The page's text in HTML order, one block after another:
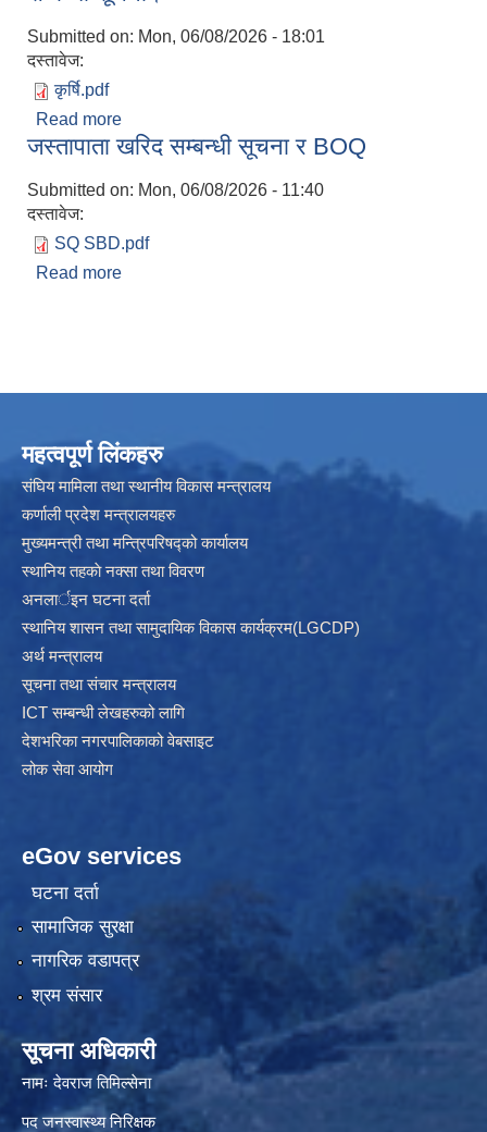
Submitted on: Mon, 06/08/2026 - 18:01
दस्तावेज:
कृर्षि.pdf
Read more
सम्बन्धी सूचना।
जस्तापाता खरिद सम्बन्धी सूचना र BOQ
Submitted on: Mon, 06/08/2026 - 11:40
दस्तावेज:
SQ SBD.pdf
Read more
महत्वपूर्ण लिंकहरु
संघिय मामिला तथा स्थानीय विकास मन्त्रालय
कर्णाली प्रदेश मन्त्रालयहरु
मुख्यमन्त्री तथा मन्त्रिपरिषद्को कार्यालय
स्थानिय तहकाे नक्सा तथा विवरण
अनलार्इन घटना दर्ता
स्थानिय शासन तथा सामुदायिक विकास कार्यक्रम(LGCDP)
अर्थ मन्त्रालय
सूचना तथा संचार मन्त्रालय
ICT सम्बन्धी लेखहरुको लागि
देशभरिका नगरपालिकाको वेबसाइट
लोक सेवा आयोग
eGov services
घटना दर्ता
सामाजिक सुरक्षा
नागरिक वडापत्र
श्रम संसार
सूचना अधिकारी
नामः देवराज तिमिल्सेना
पद जनस्वास्थ्य निरिक्षक